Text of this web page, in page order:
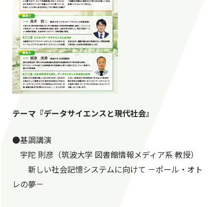
テーマ『データサイエンスと現代社会』
●基調講演
宇陀 則彦 （筑波大学 図書館情報メディア系 教授）
新しい社会記憶システムに向けて －ポール・オト
レの夢－